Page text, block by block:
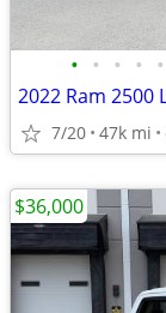
• • • • •
2022 Ram 2500
7/20 47k mi
$36,000